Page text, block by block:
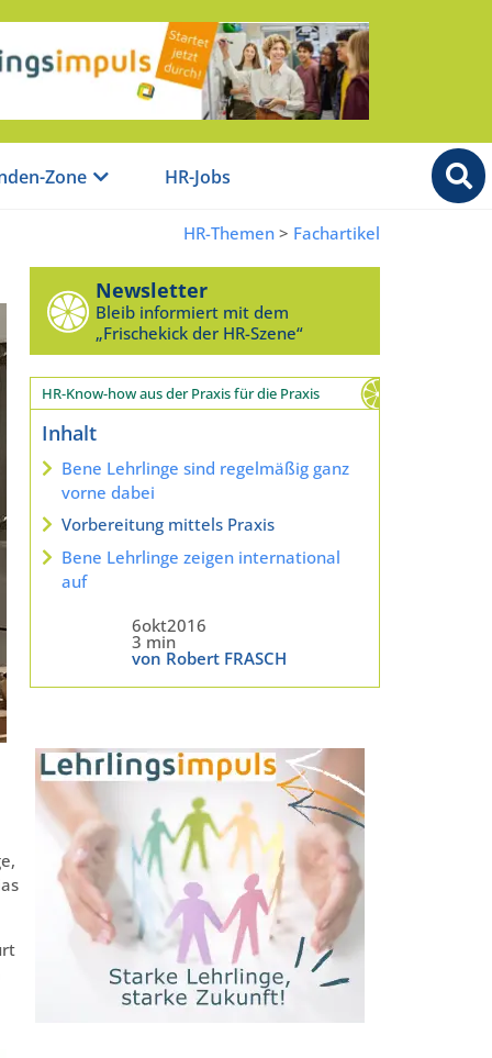
Zone HR-Jobs
HR-Themen > Fachartikel
Newsletter
Bleib informiert mit dem
„Frischekick der HR-Szene“
HR-Know-how aus der Praxis für die Praxis
Inhalt
Bene Lehrlinge sind regelmäßig ganz
vorne dabei
Vorbereitung mittels Praxis
Bene Lehrlinge zeigen international
auf
6okt2016
3 min
von Robert FRASCH